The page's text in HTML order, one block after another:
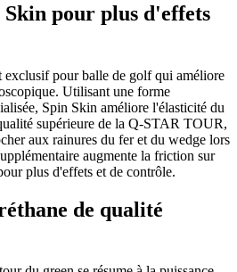
Skin pour plus d'effets
exclusif pour balle de golf qui améliore
Utilisant une forme
Spin Skin améliore l'élasticité du
supérieure de la Q-STAR TOUR,
aux rainures du fer et du wedge lors
augmente la friction sur
plus d'effets et de contrôle.
de qualité